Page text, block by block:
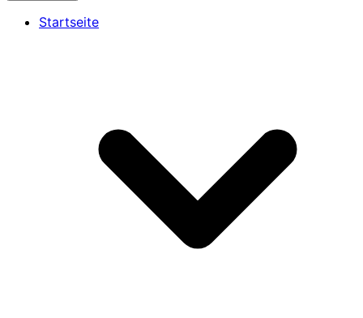
Startseite